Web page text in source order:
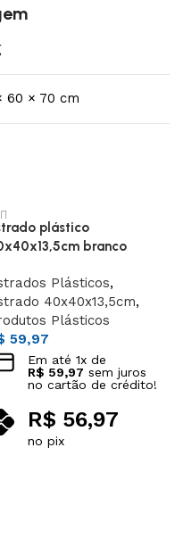
60 × 70 cm
plástico
branco
Plásticos,
40x40x13,5cm,
Plásticos
59,97
Em até 1x de
R$ 59,97 sem juros
no cartão de crédito!
R$ 56,97
no pix